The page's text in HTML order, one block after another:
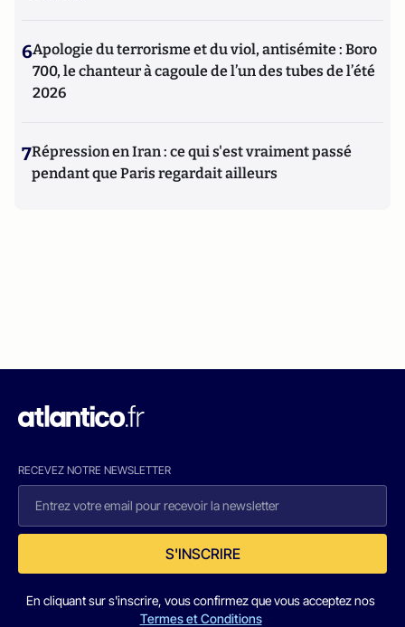
6Apologie du terrorisme et du viol, antisémite : Boro
700, le chanteur à cagoule de l’un des tubes de l’été
2026
7Répression en Iran : ce qui s'est vraiment passé
pendant que Paris regardait ailleurs
RECEVEZ NOTRE NEWSLETTER
S'INSCRIRE
En cliquant sur s'inscrire, vous confirmez que vous acceptez nos
Termes et Conditions